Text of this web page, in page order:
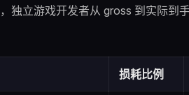
独立游戏开发者从 gross 到实际到
损耗比例